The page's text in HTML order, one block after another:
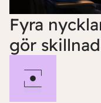
Fyra
gör skillnad